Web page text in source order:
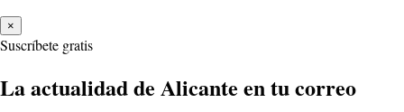
×
Suscríbete gratis
La actualidad de Alicante en tu correo